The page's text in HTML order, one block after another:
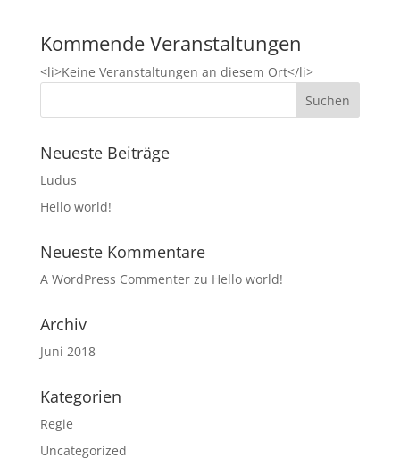
Kommende Veranstaltungen
<li>Keine Veranstaltungen an diesem Ort</li>
Neueste Beiträge
Ludus
Hello world!
Neueste Kommentare
A WordPress Commenterzu Hello world!
Archiv
Juni 2018
Kategorien
Regie
Uncategorized